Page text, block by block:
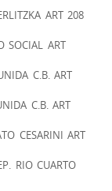
ART 208
SOCIAL ART
C.B. ART
C.B. ART
CESARINI ART
RIO CUARTO